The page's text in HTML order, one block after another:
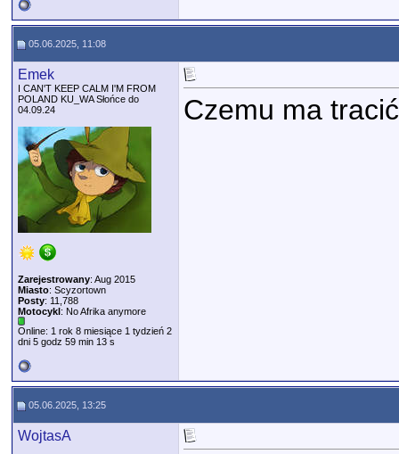
05.06.2025, 11:08
Emek
I CAN'T KEEP CALM I'M FROM
POLAND KU_WA Słońce do
04.09.24
Zarejestrowany: Aug 2015
Miasto: Scyzortown
Posty: 11,788
Motocykl: No Afrika anymore
Online: 1 rok 8 miesiące 1 tydzień 2
dni 5 godz 59 min 13 s
Czemu ma
05.06.2025, 13:25
WojtasA